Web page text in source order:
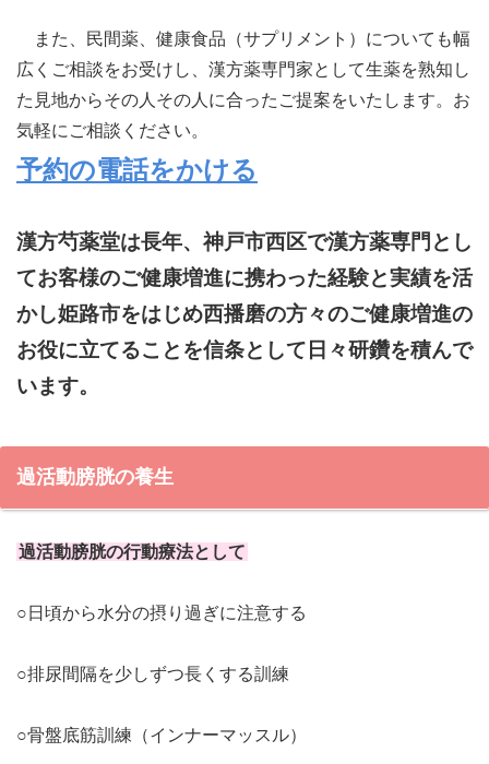
また、民間薬、健康食品（サプリメント）についても幅
広くご相談をお受けし、漢方薬専門家として生薬を熟知し
た見地からその人その人に合ったご提案をいたします。お
気軽にご相談ください。
予約の電話をかける
漢方芍薬堂は長年、神戸市西区で漢方薬専門とし
てお客様のご健康増進に携わった経験と実績を活
かし姫路市をはじめ西播磨の方々のご健康増進の
お役に立てることを信条として日々研鑽を積んで
います。
過活動膀胱の養生
過活動膀胱の行動療法として
○日頃から水分の摂り過ぎに注意する
○排尿間隔を少しずつ長くする訓練
○骨盤底筋訓練（インナーマッスル）